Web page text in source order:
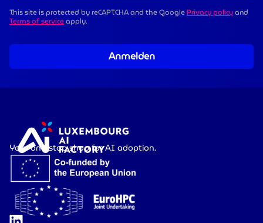
This site is protected by reCAPTCHA and the GooglePrivacy policyand
Terms of serviceapply.
Anmelden
Your one-stop shop for AI adoption.